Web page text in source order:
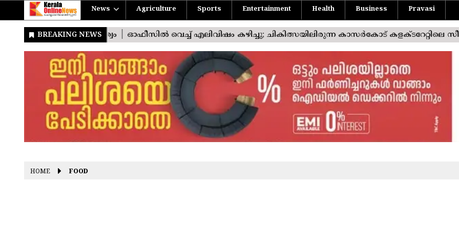
News Agriculture Sports Entertainment Health Business Pravasi
HOME FOOD